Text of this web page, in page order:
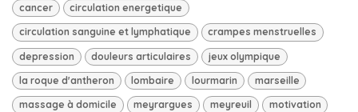
cancer circulation energetique
circulation sanguine et lymphatique crampes menstruelles
depression douleurs articulaires jeux olympique
la roque d'antheron lombaire lourmarin marseille
massage à domicile meyrargues meyreuil motivation